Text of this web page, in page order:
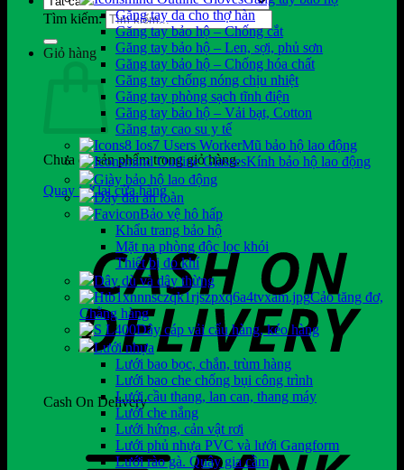
Tìm kiếm:
Giỏ hàng
Chưa có sản phẩm trong giỏ hàng.
Quay trở lại cửa hàng
Cash On Delivery
Găng tay da cho thợ hàn
Găng tay bảo hộ – Chống cắt
Găng tay bảo hộ – Len, sợi, phủ sơn
Găng tay bảo hộ – Chống hóa chất
Găng tay chống nóng chịu nhiệt
Găng tay phòng sạch tĩnh điện
Găng tay bảo hộ – Vải bạt, Cotton
Găng tay cao su y tế
Mũ bảo hộ lao động
Kính bảo hộ lao động
Giày bảo hộ lao động
Dây đai an toàn
Bảo vệ hô hấp
Khẩu trang bảo hộ
Mặt nạ phòng độc lọc khói
Thiết bị đo khí
Dây dù và dây thừng
Cảo tăng đơ,
Chằng hàng
Dây cáp vải cẩu hàng, kéo hàng
Lưới nhựa
Lưới bao bọc, chắn, trùm hàng
Lưới bao che chống bụi công trình
Lưới cầu thang, lan can, thang máy
Lưới che nắng
Lưới hứng, cản vật rơi
Lưới phủ nhựa PVC và lưới Gangform
Lưới rào gà. Quây gia cầm